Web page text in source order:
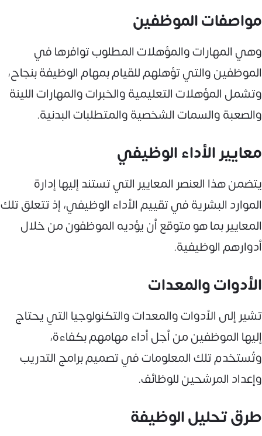
مواصفات الموظفين
وهي المهارات والمؤهلات المطلوب توافرها في
الموظفين والتي تؤهلهم للقيام بمهام الوظيفة بنجاح،
وتشمل المؤهلات التعليمية والخبرات والمهارات اللينة
والصعبة والسمات الشخصية والمتطلبات البدنية.
معايير الأداء الوظيفي
يتضمن هذا العنصر المعايير التي تستند إليها إدارة
الموارد البشرية في تقييم الأداء الوظيفي، إذ تتعلق تلك
المعايير بما هو متوقع أن يؤديه الموظفون من خلال
أدوارهم الوظيفية.
الأدوات والمعدات
تشير إلى الأدوات والمعدات والتكنولوجيا التي يحتاج
إليها الموظفين من أجل أداء مهامهم بكفاءة،
وتُستخدم تلك المعلومات في تصميم برامج التدريب
وإعداد المرشحين للوظائف.
طرق تحليل الوظيفة